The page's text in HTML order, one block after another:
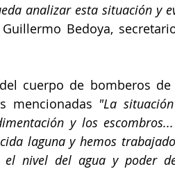
analizar esta situación y
Bedoya,
cuerpo de bomberos de
mencionadas "La
y los
laguna y hemos
nivel del agua y poder